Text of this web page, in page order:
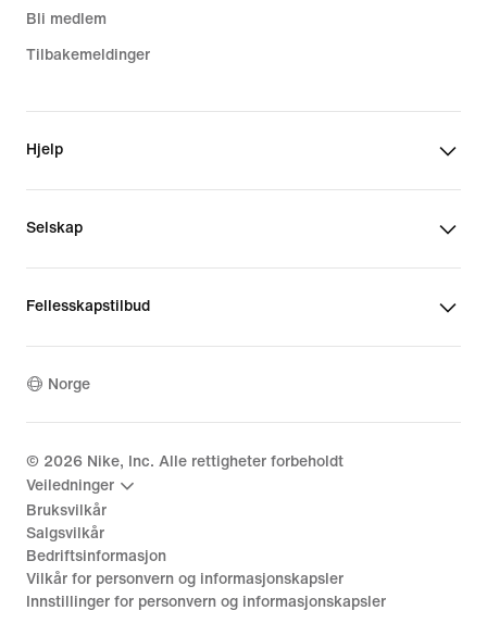
Bli medlem
Tilbakemeldinger
Hjelp
Selskap
Fellesskapstilbud
Norge
© 2026 Nike, Inc. Alle rettigheter forbeholdt
Veiledninger
Bruksvilkår
Salgsvilkår
Bedriftsinformasjon
Vilkår for personvern og informasjonskapsler
Innstillinger for personvern og informasjonskapsler